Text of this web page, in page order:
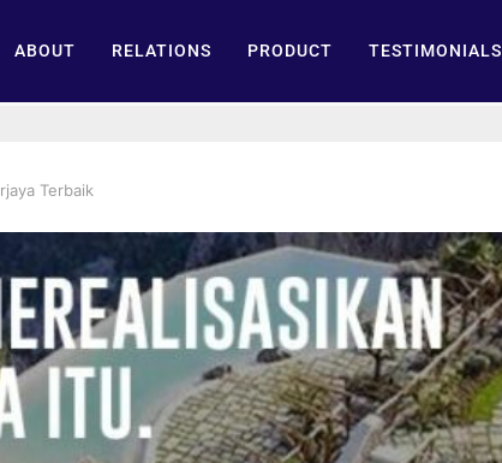
ABOUT RELATIONS PRODUCT TESTIMONIALS
Terbaik